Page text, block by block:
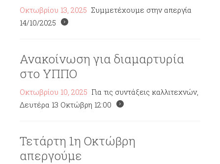
Οκτωβρίου 13, 2025 Συμμετέχουμε στην απεργία
14/10/2025
Ανακοίνωση για διαμαρτυρία
στο ΥΠΠΟ
Οκτωβρίου 10, 2025 Για τις συντάξεις καλλιτεχνών,
Δευτέρα 13 Οκτώβρη 12:00
Τετάρτη 1η Οκτώβρη
απεργούμε